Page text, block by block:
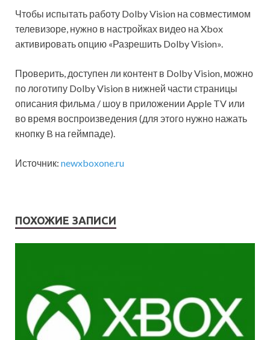
Чтобы испытать работу Dolby Vision на совместимом
телевизоре, нужно в настройках видео на Xbox
активировать опцию «Разрешить Dolby Vision».
Проверить, доступен ли контент в Dolby Vision, можно
по логотипу Dolby Vision в нижней части страницы
описания фильма / шоу в приложении Apple TV или
во время воспроизведения (для этого нужно нажать
кнопку B на геймпаде).
Источник: newxboxone.ru
ПОХОЖИЕ ЗАПИСИ